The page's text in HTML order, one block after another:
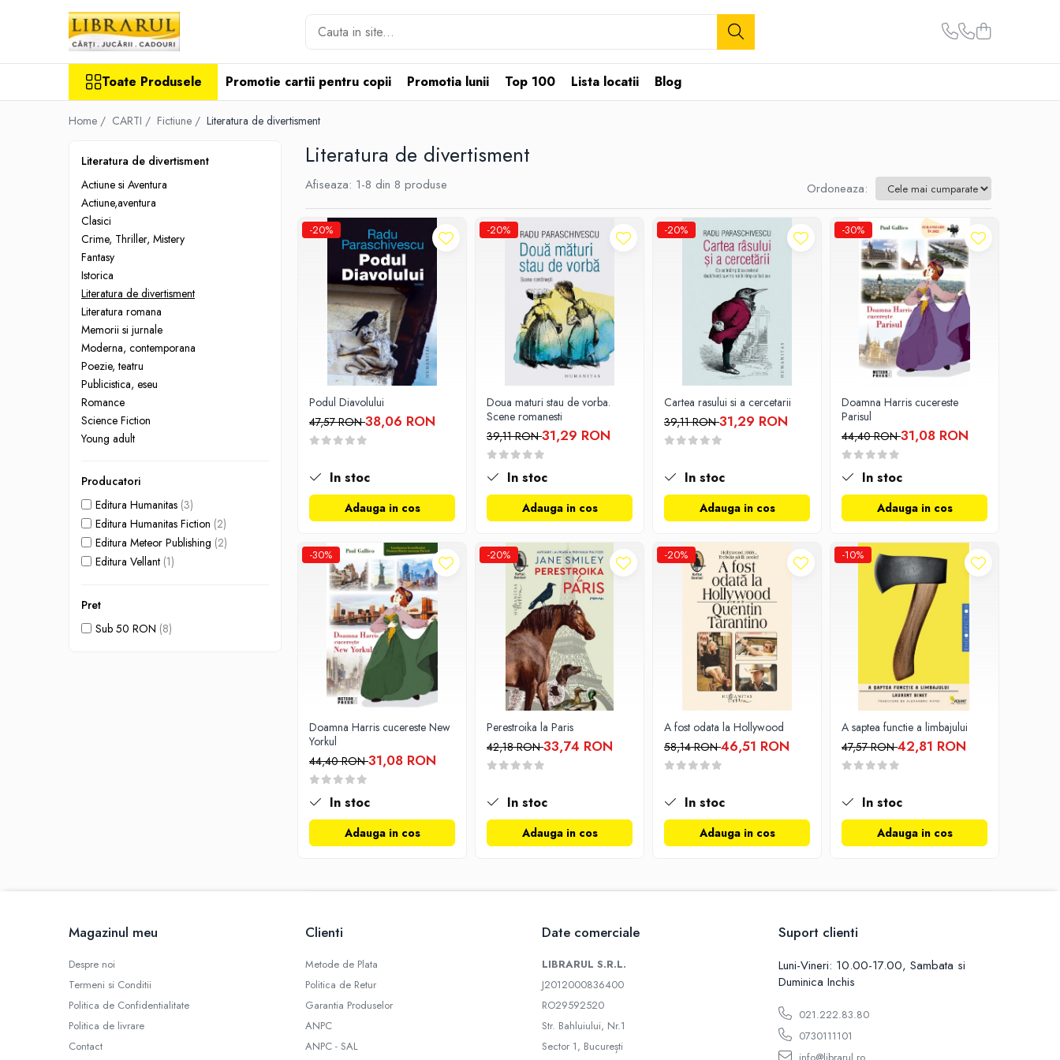
Toate Produsele
Pictura si desen
Biografii si memorii
Memorii si jurnale
Teorie si critica literara
Business, economie, finante
Finante si investitii
Management si leadership
Vanzari si marketing
Carte scolara
Dictionare de limba romana
Ghiduri de conversatie
Invatarea limbilor straine
Dictionare si enciclopedii
Atlase, dictionare si enciclopedii
Toate Produsele Promotie cartii pentru copii Promotia lunii Top 100 Lista locatii Blog
Home / CARTI / Fictiune / Literatura de divertisment
Literatura de divertisment
Literatura de divertisment
Actiune si Aventura
Actiune,aventura
Clasici
Crime, Thriller, Mistery
Fantasy
Istorica
Literatura de divertisment
Literatura romana
Memorii si jurnale
Moderna, contemporana
Poezie, teatru
Publicistica, eseu
Romance
Science Fiction
Young adult
Producatori
Editura Humanitas (3)
Editura Humanitas Fiction (2)
Editura Meteor Publishing (2)
Editura Vellant (1)
Pret
Sub 50 RON (8)
Afiseaza: 1-8 din 8 produse Ordoneaza:
-20%
Podul Diavolului
47,57 RON38,06 RON
In stoc
Adauga in cos
-20%
Doua maturi stau de vorba.
Scene romanesti
39,11 RON31,29 RON
In stoc
Adauga in cos
-20%
Cartea rasului si a cercetarii
39,11 RON31,29 RON
In stoc
Adauga in cos
-30%
Doamna Harris cucereste
Parisul
44,40 RON31,08 RON
In stoc
Adauga in cos
-30%
Doamna Harris cucereste New
Yorkul
44,40 RON31,08 RON
In stoc
Adauga in cos
-20%
Perestroika la Paris
42,18 RON33,74 RON
In stoc
Adauga in cos
-20%
A fost odata la Hollywood
58,14 RON46,51 RON
In stoc
Adauga in cos
-10%
A saptea functie a limbajului
47,57 RON42,81 RON
In stoc
Adauga in cos
Magazinul meu
Despre noi
Termeni si Conditii
Politica de Confidentialitate
Politica de livrare
Contact
Clienti
Metode de Plata
Politica de Retur
Garantia Produselor
ANPC
ANPC - SAL
Date comerciale
LIBRARUL S.R.L.
J2012000836400
RO29592520
Str. Bahluiului, Nr.1
Sector 1, București
Suport clienti
Luni-Vineri: 10.00-17.00, Sambata si
Duminica Inchis
021.222.83.80
0730111101